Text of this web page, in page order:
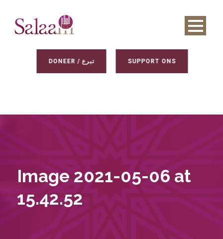
DONEER / تبرع SUPPORT ONS
Image 2021-05-06 at
15.42.52